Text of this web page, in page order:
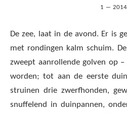
1 ― 2014
De zee, laat in de avond. Er is
met rondingen kalm schuim.
zweept aanrollende golven op
worden; tot aan de eerste
struinen drie zwerfhonden,
snuffelend in duinpannen,